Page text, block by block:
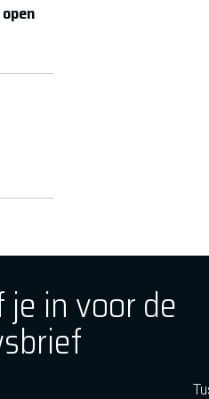
je in voor de